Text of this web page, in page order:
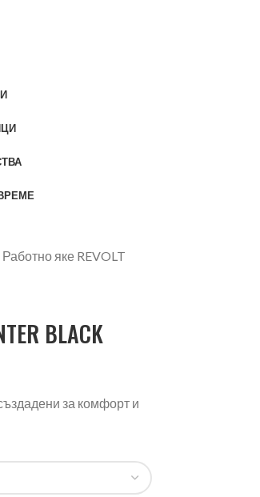
Работно яке REVOLT
BLACK
за комфорт и